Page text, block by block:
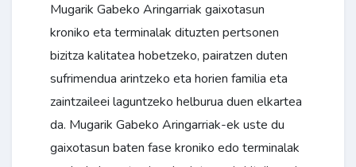
Mugarik Gabeko Aringarriak gaixotasun
kroniko eta terminalak dituzten pertsonen
bizitza kalitatea hobetzeko, pairatzen duten
sufrimendua arintzeko eta horien familia eta
zaintzaileei laguntzeko helburua duen elkartea
da. Mugarik Gabeko Aringarriak-ek uste du
gaixotasun baten fase kroniko edo terminalak